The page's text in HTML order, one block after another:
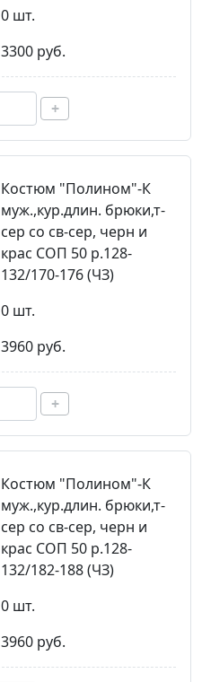
0 шт.
3300 руб.
+
Костюм "Полином"-К
муж.,кур.длин. брюки,т-
сер со св-сер, черн и
крас СОП 50 р.128-
132/170-176 (ЧЗ)
0 шт.
3960 руб.
+
Костюм "Полином"-К
муж.,кур.длин. брюки,т-
сер со св-сер, черн и
крас СОП 50 р.128-
132/182-188 (ЧЗ)
0 шт.
3960 руб.